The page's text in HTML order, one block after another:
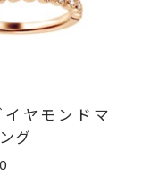
イプB、文字
すが、万が一
と異なる場合
ください。
いたしますの
イヤモンドマ
グ